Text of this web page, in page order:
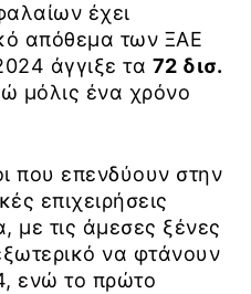
έχει
απόθεμα των ΞΑΕ
άγγιξε τα 72 δισ.
μόλις ένα χρόνο
που επενδύουν στην
επιχειρήσεις
με τις άμεσες ξένες
να φτάνουν
ενώ το πρώτο